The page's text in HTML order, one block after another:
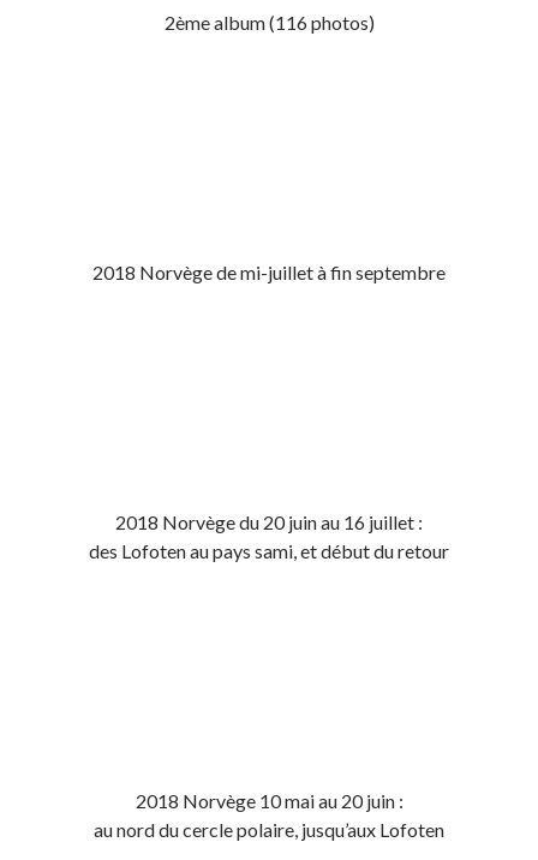
2ème album (116 photos)
2018 Norvège de mi-juillet à fin septembre
2018 Norvège du 20 juin au 16 juillet :
des Lofoten au pays sami, et début du retour
2018 Norvège 10 mai au 20 juin :
au nord du cercle polaire, jusqu’aux Lofoten